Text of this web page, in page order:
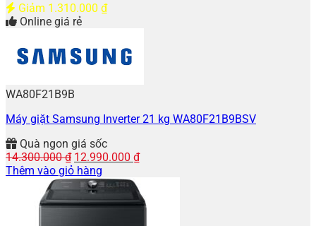
Giảm 1.310.000 ₫
Online giá rẻ
WA80F21B9B
Máy giặt Samsung Inverter 21 kg WA80F21B9BSV
Quà ngon giá sốc
14.300.000₫ Giá
gốc
là:
14.300.000 ₫.
12.990.000 ₫Giá
là:
12.990.000 ₫.
Thêm vào giỏ hàng